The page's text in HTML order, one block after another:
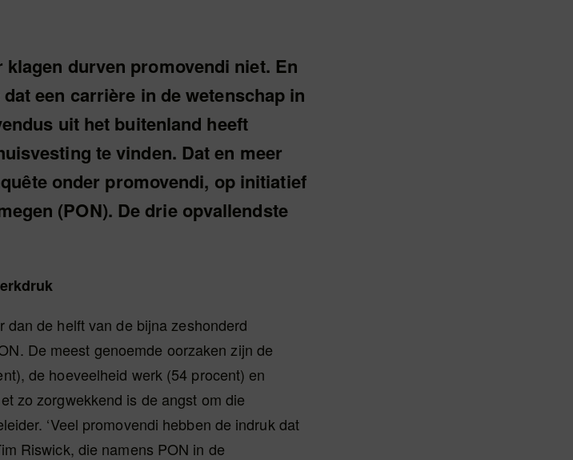
durven promovendi niet. En
een carrière in de wetenschap in
uit het buitenland heeft
te vinden. Dat en meer
onder promovendi, op initiatief
(PON). De drie opvallendste
de helft van de bijna zeshonderd
De meest genoemde oorzaken zijn de
de hoeveelheid werk (54 procent) en
zo zorgwekkend is de angst om die
‘Veel promovendi hebben de indruk dat
Riswick, die namens PON in de